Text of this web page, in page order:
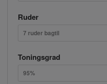
Ruder
7 ruder bagtil
Toningsgrad
95%